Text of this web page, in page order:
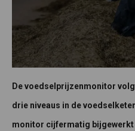
De voedselprijzenmonitor
drie niveaus in de
monitor cijfermatig bijgewerkt